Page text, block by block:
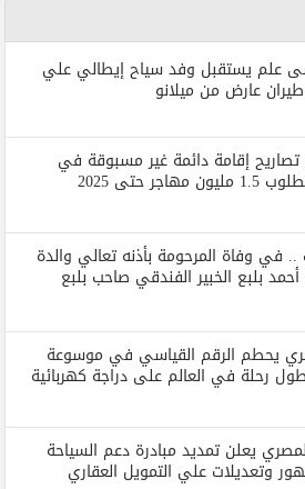
علم يستقبل وفد سياح إيطالي علي
عارض من ميلانو
تصاريح إقامة دائمة غير مسبوقة في
.. في وفاة المرحومة بأذنه تعالي والدة
بلبع الخبير الفندقي صاحب بلبع
يحطم الرقم القياسي في موسوعة
رحلة في العالم على دراجة كهربائية
يعلن تمديد مبادرة دعم السياحة